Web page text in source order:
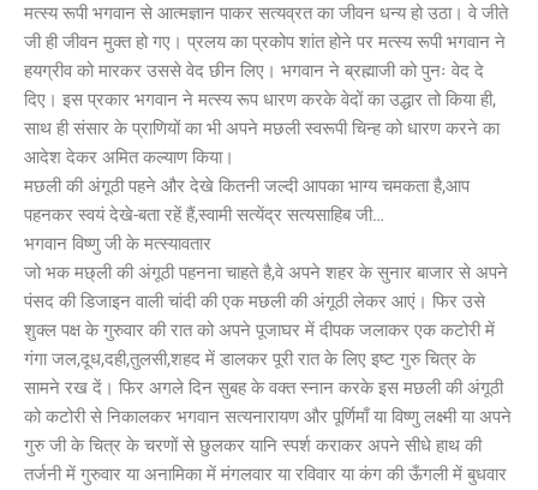
मत्स्य रूपी भगवान से आत्मज्ञान पाकर सत्यव्रत का जीवन धन्य हो उठा। वे जीते
जी ही जीवन मुक्त हो गए। प्रलय का प्रकोप शांत होने पर मत्स्य रूपी भगवान ने
हयग्रीव को मारकर उससे वेद छीन लिए। भगवान ने ब्रह्माजी को पुनः वेद दे
दिए। इस प्रकार भगवान ने मत्स्य रूप धारण करके वेदों का उद्धार तो किया ही,
साथ ही संसार के प्राणियों का भी अपने मछली स्वरूपी चिन्ह को धारण करने का
आदेश देकर अमित कल्याण किया।
मछली की अंगूठी पहने और देखे कितनी जल्दी आपका भाग्य चमकता है,आप
पहनकर स्वयं देखे-बता रहें हैं,स्वामी सत्येंद्र सत्यसाहिब जी…
भगवान विष्णु जी के मत्स्यावतार
जो भक मछ्ली की अंगूठी पहनना चाहते है,वे अपने शहर के सुनार बाजार से अपने
पंसद की डिजाइन वाली चांदी की एक मछली की अंगूठी लेकर आएं। फिर उसे
शुक्ल पक्ष के गुरुवार की रात को अपने पूजाघर में दीपक जलाकर एक कटोरी में
गंगा जल,दूध,दही,तुलसी,शहद में डालकर पूरी रात के लिए इष्ट गुरु चित्र के
सामने रख दें। फिर अगले दिन सुबह के वक्त स्नान करके इस मछली की अंगूठी
को कटोरी से निकालकर भगवान सत्यनारायण और पूर्णिमाँ या विष्णु लक्ष्मी या अपने
गुरु जी के चित्र के चरणों से छुलकर यानि स्पर्श कराकर अपने सीधे हाथ की
तर्जनी में गुरुवार या अनामिका में मंगलवार या रविवार या कंग की ऊँगली में बुधवार